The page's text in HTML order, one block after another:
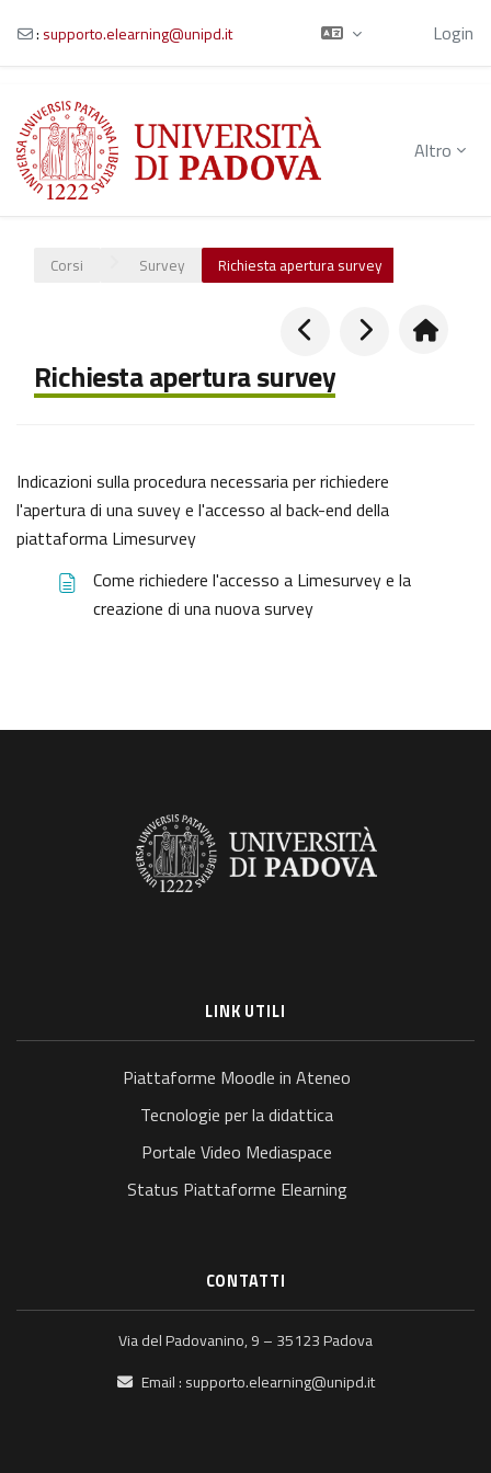
Vai al contenuto principale
: supporto.elearning@unipd.it Login
Altro
Corsi Survey Richiesta apertura survey
Richiesta apertura survey
Indicazioni sulla procedura necessaria per richiedere
l'apertura di una suvey e l'accesso al back-end della
piattaforma Limesurvey
Come richiedere l'accesso a Limesurvey e la
creazione di una nuova survey
LINK UTILI
Piattaforme Moodle in Ateneo
Tecnologie per la didattica
Portale Video Mediaspace
Status Piattaforme Elearning
CONTATTI
Via del Padovanino, 9 – 35123 Padova
Email : supporto.elearning@unipd.it